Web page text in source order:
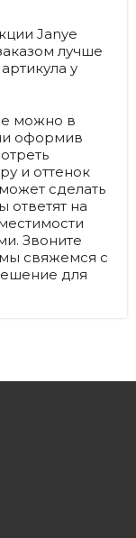
Janye
лучше
у
можно в
оформив
и оттенок
сделать
ответят на
Звоните
свяжемся с
для